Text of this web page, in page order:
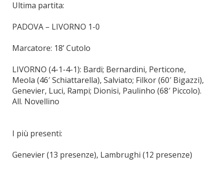
Ultima partita:
PADOVA – LIVORNO 1-0
Marcatore: 18’ Cutolo
LIVORNO (4-1-4-1): Bardi; Bernardini, Perticone,
Meola (46′ Schiattarella), Salviato; Filkor (60′ Bigazzi),
Genevier, Luci, Rampi; Dionisi, Paulinho (68′ Piccolo).
All. Novellino
I più presenti:
Genevier (13 presenze), Lambrughi (12 presenze)